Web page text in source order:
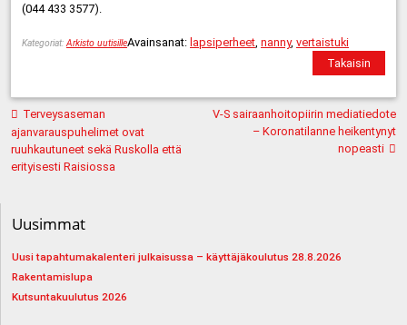
(044 433 3577).
Kategoriat:Arkisto uutisilleAvainsanat: lapsiperheet nanny, vertaistuki
Takaisin
Artikkelien
selaus
Terveysaseman
ajanvarauspuhelimet ovat
ruuhkautuneet sekä Ruskolla että
erityisesti Raisiossa
V-S sairaanhoitopiirin mediatiedote
– Koronatilanne heikentynyt
nopeasti
Uusimmat
Uusi tapahtumakalenteri julkaisussa – käyttäjäkoulutus 28.8.2026
Rakentamislupa
Kutsuntakuulutus 2026